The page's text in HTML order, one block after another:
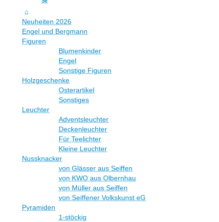
Neuheiten 2026
Engel und Bergmann
Figuren
Blumenkinder
Engel
Sonstige Figuren
Holzgeschenke
Osterartikel
Sonstiges
Leuchter
Adventsleuchter
Deckenleuchter
Für Teelichter
Kleine Leuchter
Nussknacker
von Glässer aus Seiffen
von KWO aus Olbernhau
von Müller aus Seiffen
von Seiffener Volkskunst eG
Pyramiden
1-stöckig